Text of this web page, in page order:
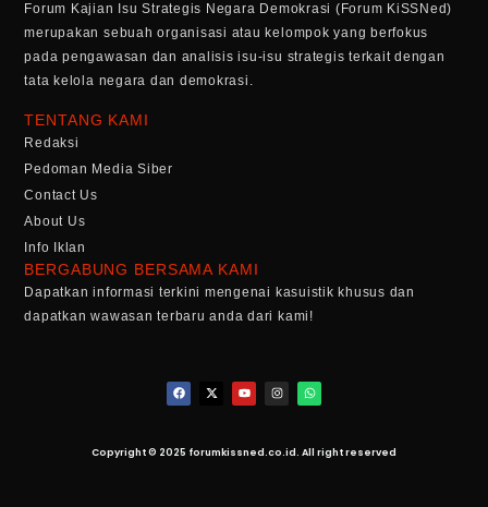
Forum Kajian Isu Strategis Negara Demokrasi (Forum KiSSNed)
merupakan sebuah organisasi atau kelompok yang berfokus
pada pengawasan dan analisis isu-isu strategis terkait dengan
tata kelola negara dan demokrasi.
TENTANG KAMI
Redaksi
Pedoman Media Siber
Contact Us
About Us
Info Iklan
BERGABUNG BERSAMA KAMI
Dapatkan informasi terkini mengenai kasuistik khusus dan
dapatkan wawasan terbaru anda dari kami!
Copyright © 2025 forumkissned.co.id. All right reserved